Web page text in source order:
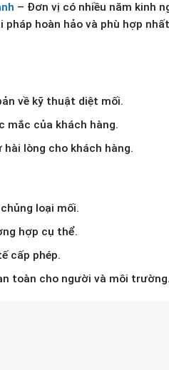
– Đơn vị có nhiều năm kinh
hoàn hảo và phù hợp
về kỹ thuật diệt mối.
mắc của khách hàng.
lòng cho khách hàng.
loại mối.
hợp cụ thể.
cấp phép.
toàn cho người và môi trường.